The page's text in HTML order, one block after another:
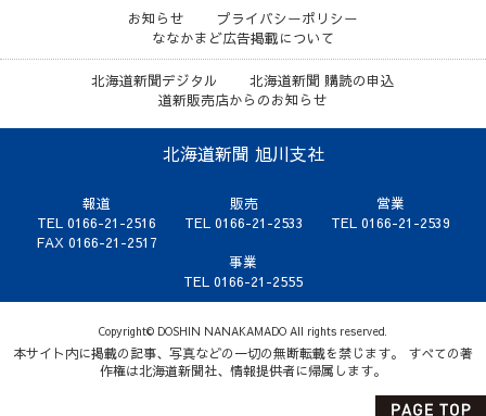
お知らせ
プライバシーポリシー
ななかまど広告掲載について
北海道新聞デジタル
北海道新聞 購読の申込
道新販売店からのお知らせ
北海道新聞 旭川支社
報道
TEL 0166-21-2516
FAX 0166-21-2517
販売
TEL 0166-21-2533
営業
TEL 0166-21-2539
事業
TEL 0166-21-2555
Copyright© DOSHIN NANAKAMADO All rights reserved.
本サイト内に掲載の記事、写真などの一切の無断転載を禁じます。 すべての著
作権は北海道新聞社、情報提供者に帰属します。